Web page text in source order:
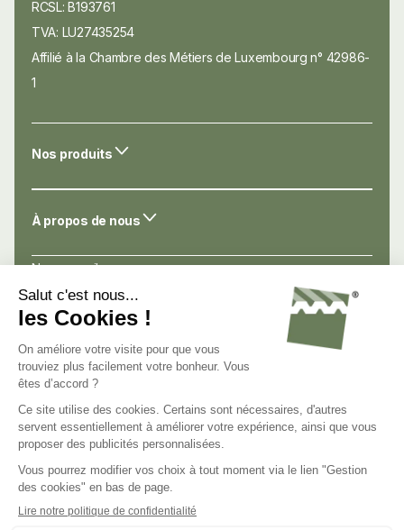
RCSL: B193761
TVA: LU27435254
Affilié à la Chambre des Métiers de Luxembourg n° 42986-
1
À propos de nous
Nos conseils
Nos atouts
Avis de nos clients
Nous connaître
Nous contacter
C.G.V.
Mentions légales
Politique de confidentialité
Gestion des cookies
Groupe Steel Shed
Nos produits